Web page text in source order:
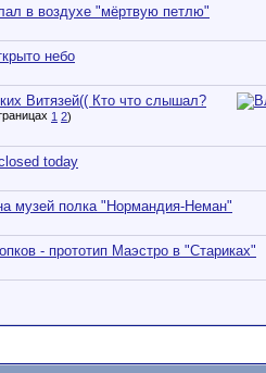
в воздухе "мёртвую петлю"
небо
Витязей(( Кто что слышал?
1 2)
today
музей полка "Нормандия-Неман"
- прототип Маэстро в "Стариках"